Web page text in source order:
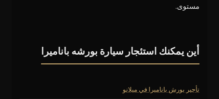
مستوى.
أين يمكنك استئجار سيارة بورشه باناميرا
تأجير بورش باناميرا في ميلانو